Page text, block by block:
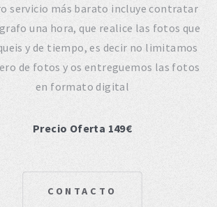
servicio más barato incluye contratar
una hora, que realice las fotos que
y de tiempo, es decir no limitamos
de fotos y os entreguemos las fotos
en formato digital
Precio Oferta 149€
CONTACTO